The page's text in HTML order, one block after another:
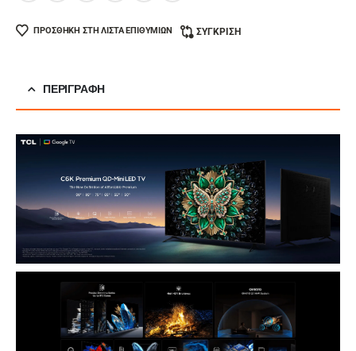
ΠΡΟΣΘΉΚΗ ΣΤΗ ΛΊΣΤΑ ΕΠΙΘΥΜΙΏΝ ΣΎΓΚΡΙΣΗ
ΠΕΡΙΓΡΑΦΉ